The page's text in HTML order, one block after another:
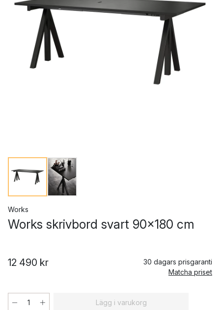
Works
Works skrivbord svart 90x180 cm
12 490 kr
30 dagars prisgaranti
Matcha priset
Lägg i varukorg